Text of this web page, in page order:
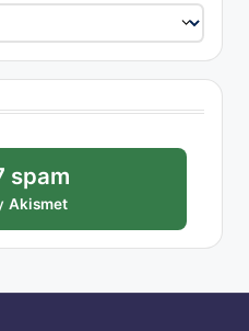
spam
Akismet